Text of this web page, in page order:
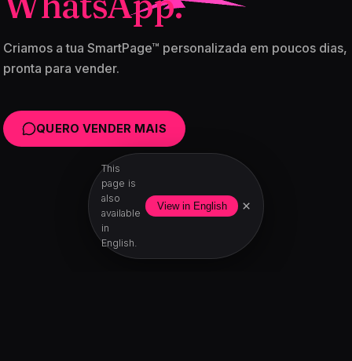
This
page is
also
available
in
English.
View in English ×
Criamos a tua SmartPage™ personalizada em poucos dias,
pronta para vender.
QUERO VENDER MAIS